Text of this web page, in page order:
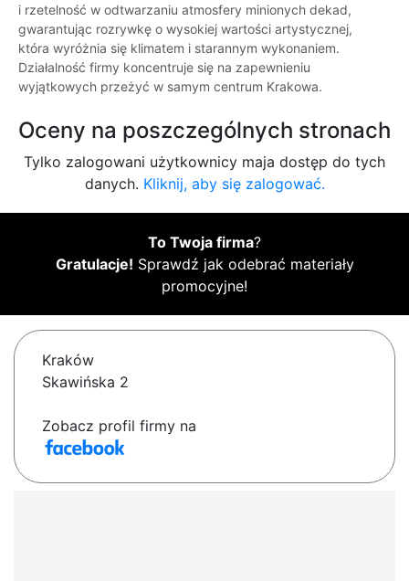
i rzetelność w odtwarzaniu atmosfery minionych dekad,
gwarantując rozrywkę o wysokiej wartości artystycznej,
która wyróżnia się klimatem i starannym wykonaniem.
Działalność firmy koncentruje się na zapewnieniu
wyjątkowych przeżyć w samym centrum Krakowa.
Oceny na poszczególnych stronach
Tylko zalogowani użytkownicy maja dostęp do tych
danych. Kliknij, aby się zalogować.
To Twoja firma?
Gratulacje! Sprawdź jak odebrać materiały
promocyjne!
Kraków
Skawińska 2
Zobacz profil firmy na